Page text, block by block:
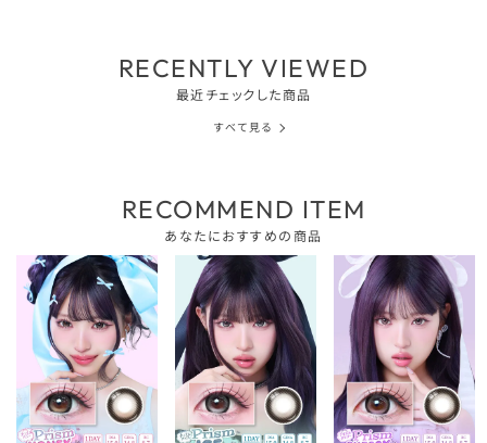
RECENTLY VIEWED
最近チェックした商品
すべて見る
RECOMMEND ITEM
あなたにおすすめの商品